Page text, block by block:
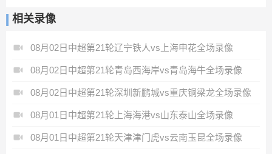
相关录像
08月02日中超第21轮辽宁铁人vs上海申花全场录像
08月02日中超第21轮青岛西海岸vs青岛海牛全场录像
08月02日中超第21轮深圳新鹏城vs重庆铜梁龙全场录像
08月01日中超第21轮上海海港vs山东泰山全场录像
08月01日中超第21轮天津津门虎vs云南玉昆全场录像